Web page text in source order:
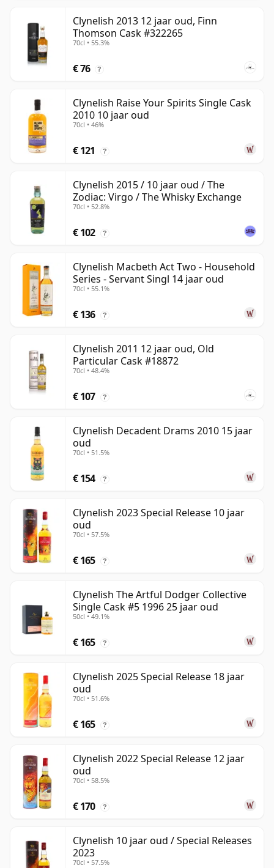
Clynelish 2013 12 jaar oud, Finn
Thomson Cask #322265
70cl • 55.3%
€ 76 ?
Clynelish Raise Your Spirits Single Cask
2010 10 jaar oud
70cl • 46%
€ 121 ?
Clynelish 2015 / 10 jaar oud / The
Zodiac: Virgo / The Whisky Exchange
70cl • 52.8%
€ 102 ?
Clynelish Macbeth Act Two - Household
Series - Servant Singl 14 jaar oud
70cl • 55.1%
€ 136 ?
Clynelish 2011 12 jaar oud, Old
Particular Cask #18872
70cl • 48.4%
€ 107 ?
Clynelish Decadent Drams 2010 15 jaar
oud
70cl • 51.5%
€ 154 ?
Clynelish 2023 Special Release 10 jaar
oud
70cl • 57.5%
€ 165 ?
Clynelish The Artful Dodger Collective
Single Cask #5 1996 25 jaar oud
50cl • 49.1%
€ 165 ?
Clynelish 2025 Special Release 18 jaar
oud
70cl • 51.6%
€ 165 ?
Clynelish 2022 Special Release 12 jaar
oud
70cl • 58.5%
€ 170 ?
Clynelish 10 jaar oud / Special Releases
2023
70cl • 57.5%